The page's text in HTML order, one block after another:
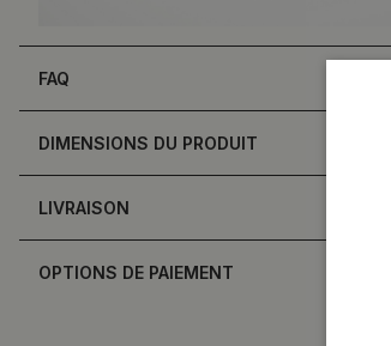
FAQ
DIMENSIONS DU PRODUIT
LIVRAISON
OPTIONS DE PAIEMENT